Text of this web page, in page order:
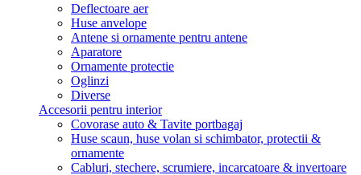
Deflectoare aer
Huse anvelope
Antene si ornamente pentru antene
Aparatore
Ornamente protectie
Oglinzi
Diverse
Accesorii pentru interior
Covorase auto & Tavite portbagaj
Huse scaun, huse volan si schimbator, protectii &
ornamente
Cabluri, stechere, scrumiere, incarcatoare & invertoare